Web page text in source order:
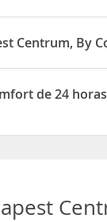
en Dessewffy u.
Centrum, By
Comfort disponen
de 24